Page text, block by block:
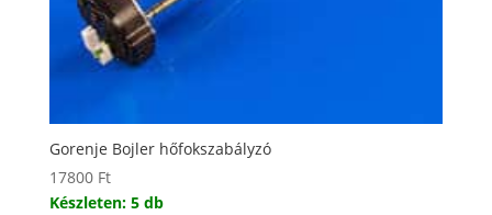
Gorenje Bojler hőfokszabályzó
17800 Ft
Készleten: 5 db